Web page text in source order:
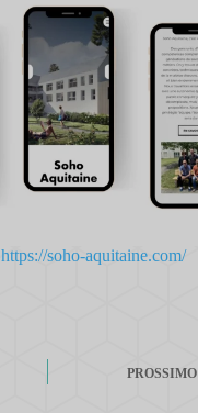
https://soho-aquitaine.com/
PROSSIMO